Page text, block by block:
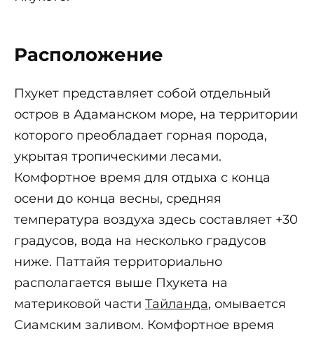
Расположение
Пхукет представляет собой отдельный
остров в Адаманском море, на территории
которого преобладает горная порода,
укрытая тропическими лесами.
Комфортное время для отдыха с конца
осени до конца весны, средняя
температура воздуха здесь составляет +30
градусов, вода на несколько градусов
ниже. Паттайя территориально
располагается выше Пхукета на
материковой части Тайланда, омывается
Сиамским заливом. Комфортное время